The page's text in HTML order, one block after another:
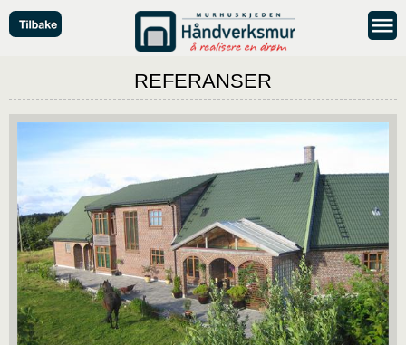
REFERANSER